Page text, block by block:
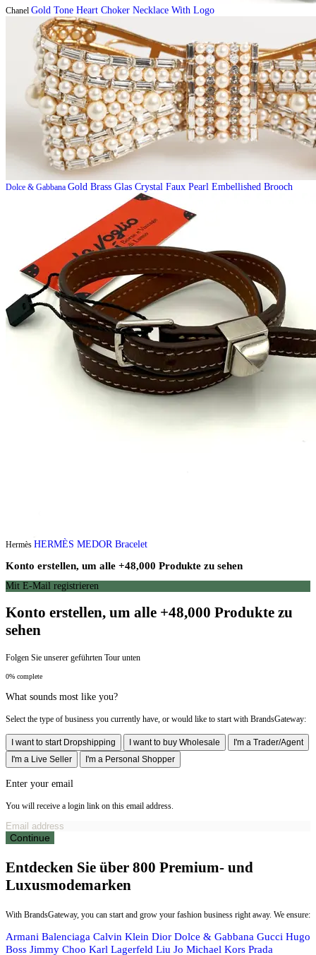
Chanel Gold Tone Heart Choker Necklace With Logo
Dolce & Gabbana Gold Brass Glas Crystal Faux Pearl Embellished Brooch
Hermès HERMÈS MEDOR Bracelet
Konto erstellen, um alle +48,000 Produkte zu sehen
Mit E-Mail registrieren
Konto erstellen, um alle +48,000 Produkte zu
sehen
Folgen Sie unserer geführten Tour unten
0% complete
What sounds most like you?
Select the type of business you currently have, or would like to start with BrandsGateway:
I want to start Dropshipping I want to buy Wholesale
I'm a Trader/Agent
I'm a Live Seller
I'm a Personal Shopper
Enter your email
You will receive a login link on this email address.
Continue
Entdecken Sie über 800 Premium- und
Luxusmodemarken
With BrandsGateway, you can start and grow your fashion business right away. We ensure:
Armani Balenciaga Calvin Klein Dior Dolce & Gabbana Gucci Hugo
Boss Jimmy Choo Karl Lagerfeld Liu Jo Michael Kors Prada